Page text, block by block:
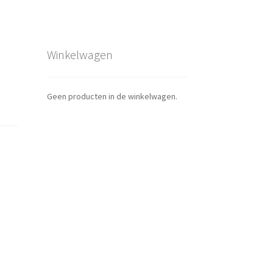
Winkelwagen
Geen producten in de winkelwagen.